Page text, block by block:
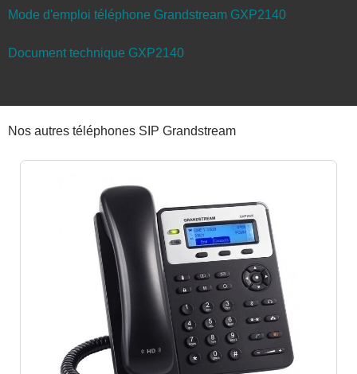
Mode d'emploi téléphone Grandstream GXP2140
Document technique GXP2140
Nos autres téléphones SIP Grandstream